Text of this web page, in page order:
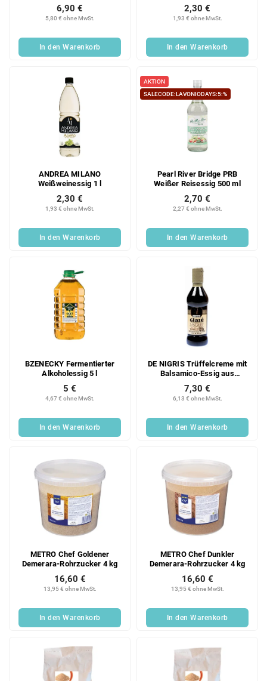
5,80 € ohne MwSt.
6,90 €
In den Warenkorb
1,93 € ohne MwSt.
2,30 €
In den Warenkorb
ANDREA MILANO
Weißweinessig 1 l
1,93 € ohne MwSt.
2,30 €
In den Warenkorb
AKTION
SALECODE:LAVONIODAYS:5:%
Pearl River Bridge PRB
Weißer Reisessig 500 ml
2,27 € ohne MwSt.
2,70 €
In den Warenkorb
BZENECKY Fermentierter
Alkoholessig 5 l
4,67 € ohne MwSt.
5 €
In den Warenkorb
DE NIGRIS Trüffelcreme mit
Balsamico-Essig aus
Modena 250 ml
6,13 € ohne MwSt.
7,30 €
In den Warenkorb
METRO Chef Goldener
Demerara-Rohrzucker 4 kg
13,95 € ohne MwSt.
16,60 €
In den Warenkorb
METRO Chef Dunkler
Demerara-Rohrzucker 4 kg
13,95 € ohne MwSt.
16,60 €
In den Warenkorb